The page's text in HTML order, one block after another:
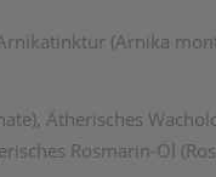
(Arnika
Ätherisches
Rosmarin-Öl